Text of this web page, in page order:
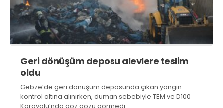
Geri dönüşüm deposu alevlere teslim
oldu
Gebze’de geri dönüşüm deposunda çıkan yangın
kontrol altına alınırken, duman sebebiyle TEM ve D100
Karayolu’nda göz gözü görmedi